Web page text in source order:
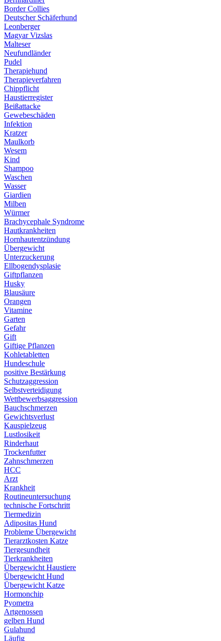
Border Collies
Deutscher Schäferhund
Leonberger
Magyar Vizslas
Malteser
Neufundländer
Pudel
Therapiehund
Therapieverfahren
Chippflicht
Haustierregister
Beißattacke
Gewebeschäden
Infektion
Kratzer
Maulkorb
Wesem
Kind
Shampoo
Waschen
Wasser
Giardien
Milben
Würmer
Brachycephale Syndrome
Hautkrankheiten
Hornhautentzündung
Übergewicht
Unterzuckerung
Ellbogendysplasie
Giftpflanzen
Husky
Blausäure
Orangen
Vitamine
Garten
Gefahr
Gift
Giftige Pflanzen
Kohletabletten
Hundeschule
positive Bestärkung
Schutzaggression
Selbstverteidigung
Wettbewerbsaggression
Bauchschmerzen
Gewichtsverlust
Kauspielzeug
Lustlosikeit
Rinderhaut
Trockenfutter
Zahnschmerzen
HCC
Arzt
Krankheit
Routineuntersuchung
technische Fortschritt
Tiermedizin
Adipositas Hund
Probleme Übergewicht
Tierarztkosten Katze
Tiergesundheit
Tierkrankheiten
Übergewicht Haustiere
Übergewicht Hund
Übergewicht Katze
Hormonchip
Pyometra
Artgenossen
gelben Hund
Gulahund
Läufig